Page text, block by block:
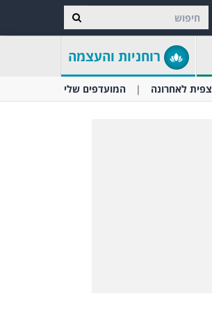
רוחניות והעצמה
צפית לאחרונה המועדפים שלי